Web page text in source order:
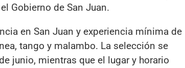
Gobierno de San Juan.
en San Juan y experiencia mínima de
tango y malambo. La selección se
junio, mientras que el lugar y horario